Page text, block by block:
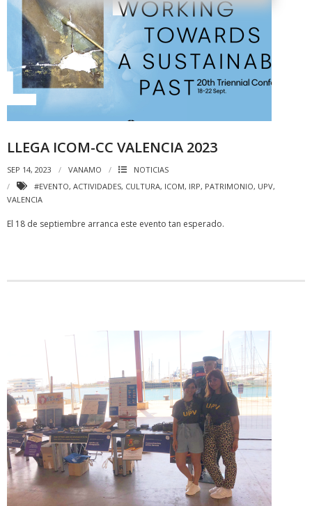
LLEGA ICOM-CC VALENCIA 2023
SEP 14, 2023 VANAMO
NOTICIAS
#EVENTO, ACTIVIDADES, CULTURA, ICOM, IRP, PATRIMONIO, UPV,
VALENCIA
El 18 de septiembre arranca este evento tan esperado.